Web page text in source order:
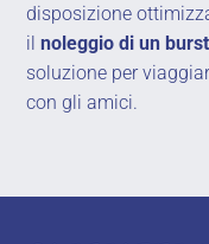
disposizione
ilnoleggio di un
soluzione per
con gli amici.